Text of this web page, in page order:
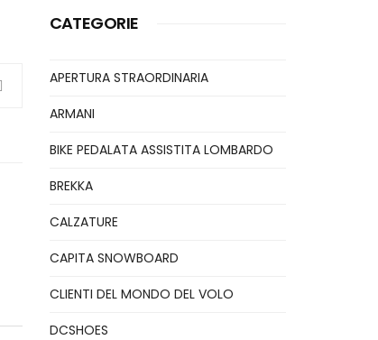
CATEGORIE
APERTURA STRAORDINARIA
ARMANI
BIKE PEDALATA ASSISTITA LOMBARDO
BREKKA
CALZATURE
CAPITA SNOWBOARD
CLIENTI DEL MONDO DEL VOLO
DCSHOES